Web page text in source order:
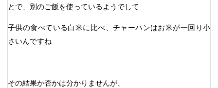
とで、別のご飯を使っているようでして
子供の食べている白米に比べ、チャーハンはお米が一回り小
さいんですね
その結果か否かは分かりませんが、